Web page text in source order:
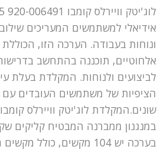
אידיאלי למשתמשים המעריכים שילוב
ונוחות בעבודה. הערכה הזו,
אלחוטיים, תוכננה בהתחשב
לביצועים ולנוחות. המקלדת בעלת
הציפיות של משתמשים העובדים עם
במנגנון ממברנה המבטיח קליקים
בערכה יש 104 מקשים, כולל